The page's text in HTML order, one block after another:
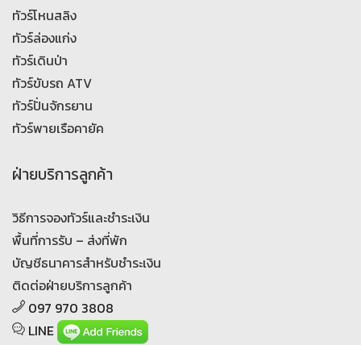
ทัวร์โหนสลิง
ทัวร์ล่องแก่ง
ทัวร์เดินป่า
ทัวร์ขับรถ ATV
ทัวร์ปั่นจักรยาน
ทัวร์พายเรือคายัค
ฝ่ายบริการลูกค้า
วิธีการจองทัวร์และชำระเงิน
พื้นที่การรับ – ส่งที่พัก
บัญชีธนาคารสำหรับชำระเงิน
ติดต่อฝ่ายบริการลูกค้า
097 970 3808
LINE